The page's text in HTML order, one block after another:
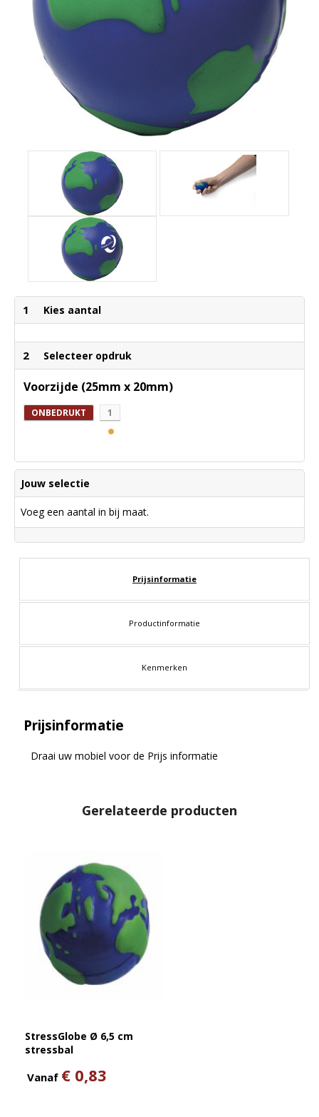
1 Kies aantal
2 Selecteer opdruk
Voorzijde (25mm x 20mm)
ONBEDRUKT 1
Jouw selectie
Voeg een aantal in bij maat.
Prijsinformatie
Productinformatie
Kenmerken
Prijsinformatie
Draai uw mobiel voor de Prijs informatie
Gerelateerde producten
StressGlobe Ø 6,5 cm
stressbal
Vanaf € 0,83